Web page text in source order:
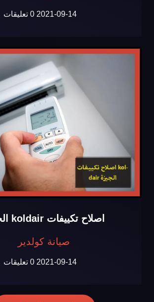
2021-09-14 0 تعليقات
اصلاح تكييفات koldair الجيزة
صيانة كولدير
2021-09-14 0 تعليقات